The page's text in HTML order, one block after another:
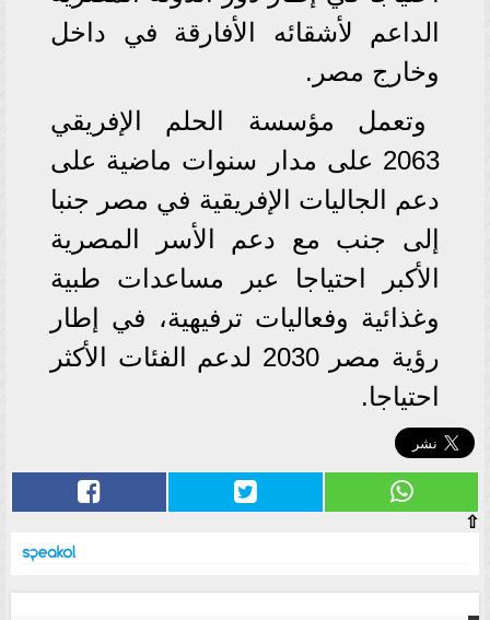
الداعم لأشقائه الأفارقة في داخل
وخارج مصر.
وتعمل مؤسسة الحلم الإفريقي
2063 على مدار سنوات ماضية على
دعم الجاليات الإفريقية في مصر جنبا
إلى جنب مع دعم الأسر المصرية
الأكبر احتياجا عبر مساعدات طبية
وغذائية وفعاليات ترفيهية، في إطار
رؤية مصر 2030 لدعم الفئات الأكثر
احتياجا.
⇧